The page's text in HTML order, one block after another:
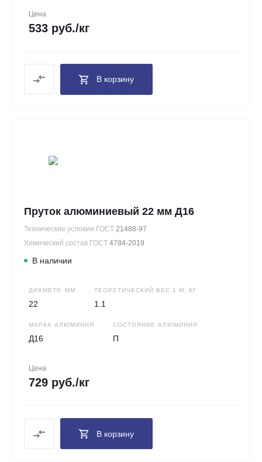
Цена
533 руб./кг
В корзину
Пруток алюминиевый 22 мм Д16
Технические условия ГОСТ 21488-97
Химический состав ГОСТ 4784-2019
В наличии
ДИАМЕТР, ММ
22
ТЕОРЕТИЧЕСКИЙ ВЕС 1 М, КГ
1.1
МАРКА АЛЮМИНИЯ
Д16
СОСТОЯНИЕ АЛЮМИНИЯ
П
Цена
729 руб./кг
В корзину